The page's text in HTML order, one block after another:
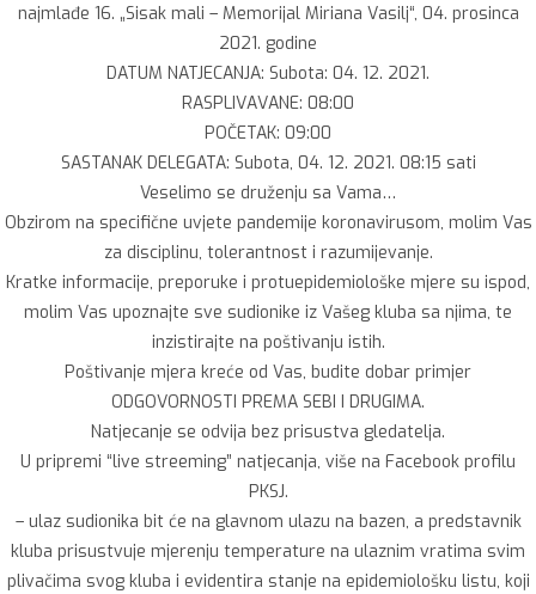
najmlađe 16. „Sisak mali – Memorijal Miriana Vasilj“, 04. prosinca
2021. godine
DATUM NATJECANJA: Subota: 04. 12. 2021.
RASPLIVAVANE: 08:00
POČETAK: 09:00
SASTANAK DELEGATA: Subota, 04. 12. 2021. 08:15 sati
Veselimo se druženju sa Vama…
Obzirom na specifične uvjete pandemije koronavirusom, molim Vas
za disciplinu, tolerantnost i razumijevanje.
Kratke informacije, preporuke i protuepidemiološke mjere su ispod,
molim Vas upoznajte sve sudionike iz Vašeg kluba sa njima, te
inzistirajte na poštivanju istih.
Poštivanje mjera kreće od Vas, budite dobar primjer
ODGOVORNOSTI PREMA SEBI I DRUGIMA.
Natjecanje se odvija bez prisustva gledatelja.
U pripremi “live streeming” natjecanja, više na Facebook profilu
PKSJ.
– ulaz sudionika bit će na glavnom ulazu na bazen, a predstavnik
kluba prisustvuje mjerenju temperature na ulaznim vratima svim
plivačima svog kluba i evidentira stanje na epidemiološku listu, koji